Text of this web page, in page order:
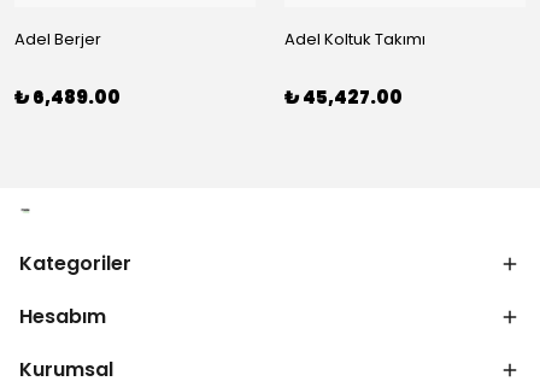
Adel Berjer
₺ 6,489.00
Adel Koltuk Takımı
₺ 45,427.00
Kategoriler
Hesabım
Kurumsal